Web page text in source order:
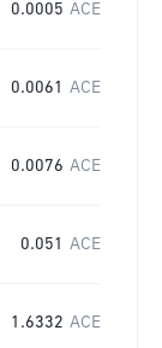
0.0005 ACE
0.0061 ACE
0.0076 ACE
0.051 ACE
1.6332 ACE